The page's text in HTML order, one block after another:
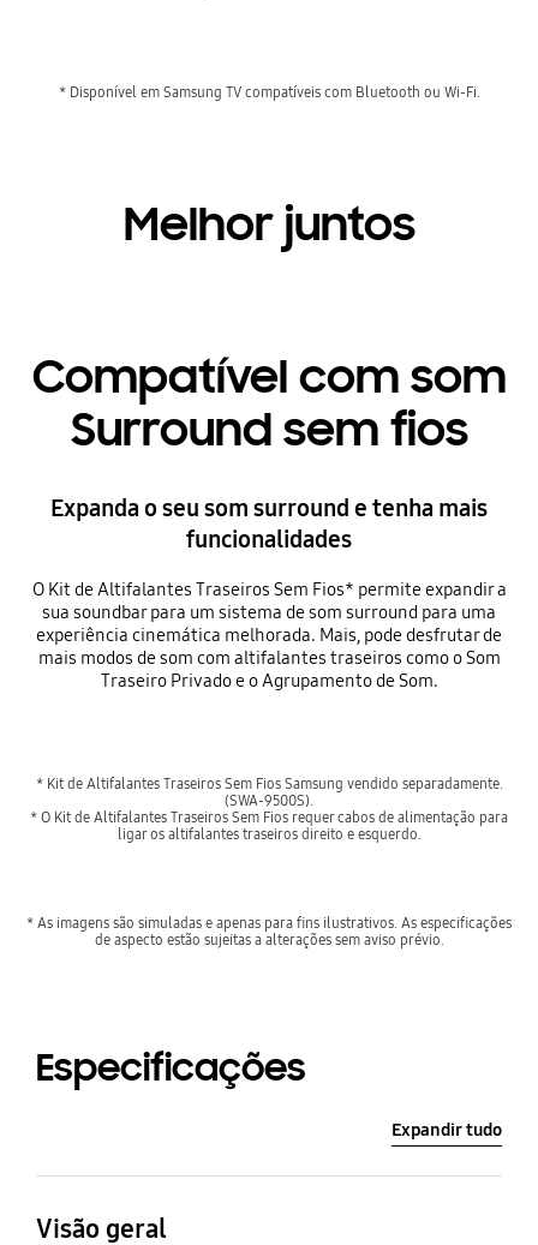
* Disponível em Samsung TV compatíveis com Bluetooth ou Wi-Fi.
Melhor juntos
Compatível com som
Surround sem fios
Expanda o seu som surround e tenha mais
funcionalidades
O Kit de Altifalantes Traseiros Sem Fios* permite expandir a
sua soundbar para um sistema de som surround para uma
experiência cinemática melhorada. Mais, pode desfrutar de
mais modos de som com altifalantes traseiros como o Som
Traseiro Privado e o Agrupamento de Som.
* Kit de Altifalantes Traseiros Sem Fios Samsung vendido separadamente.
(SWA-9500S).
* O Kit de Altifalantes Traseiros Sem Fios requer cabos de alimentação para
ligar os altifalantes traseiros direito e esquerdo.
* As imagens são simuladas e apenas para fins ilustrativos. As especificações
de aspecto estão sujeitas a alterações sem aviso prévio.
Especificações
Expandir tudo
Visão geral